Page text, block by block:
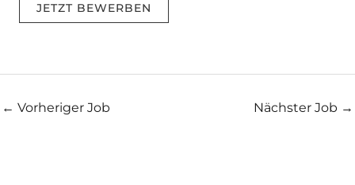
JETZT BEWERBEN
← Vorheriger Job Nächster Job →